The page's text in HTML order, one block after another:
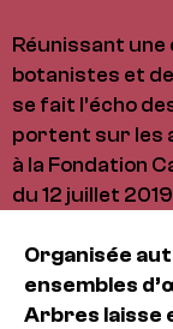
Réunissant
botanistes et
se fait l’écho
portent sur les
à la Fondation
du 12 juillet
Organisée
ensembles
Arbres laisse